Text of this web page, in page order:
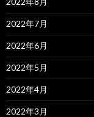
2022年7月
2022年6月
2022年5月
2022年4月
2022年3月